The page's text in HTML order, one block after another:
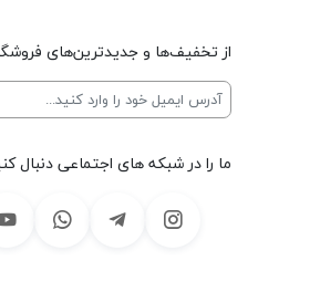
از تخفیف‌ها و جدیدترین‌های
ما را در شبکه های اجتماعی دنبال